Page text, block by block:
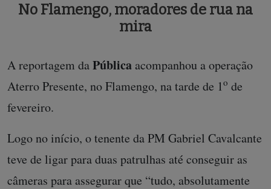
No Flamengo, moradores de rua na
mira
A reportagem daPública acompanhou a operação
Aterro Presente, no Flamengo, na tarde de 1o de
fevereiro.
Logo no início, o tenente da PM Gabriel Cavalcante
teve de ligar para duas patrulhas até conseguir as
câmeras para assegurar que “tudo, absolutamente